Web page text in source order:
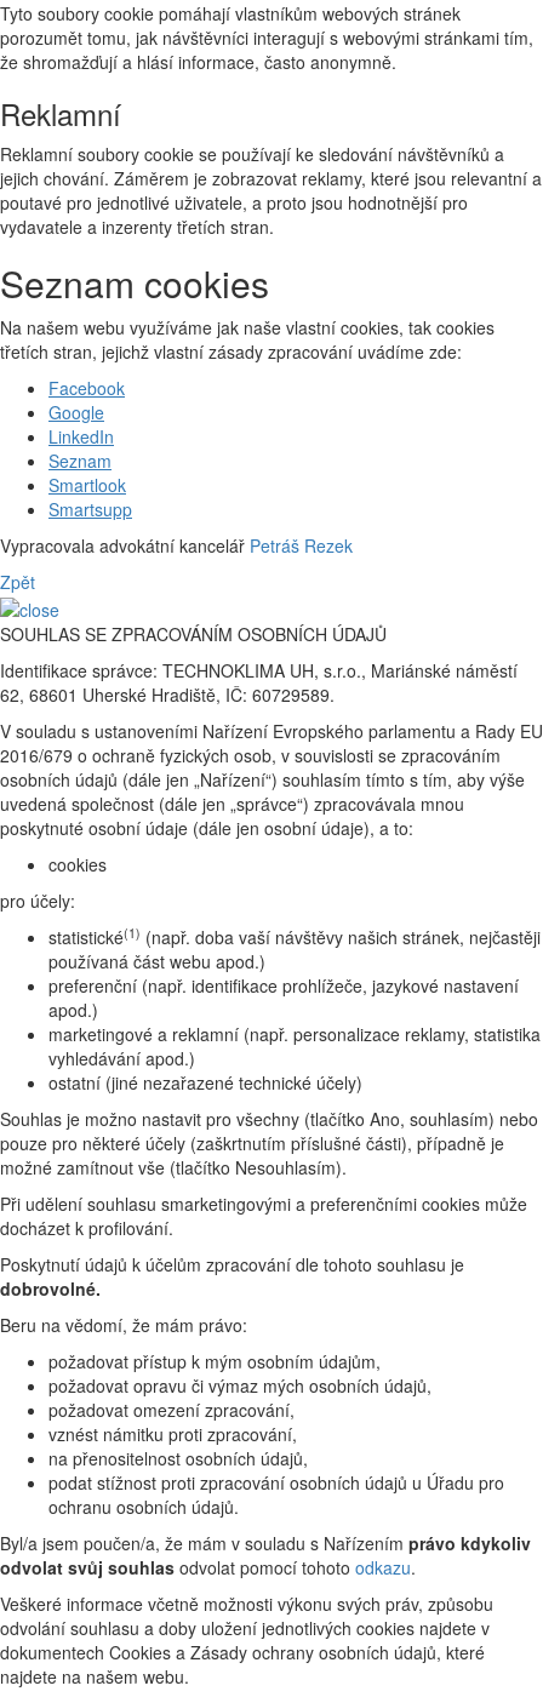
Tyto soubory cookie pomáhají vlastníkům webových stránek
porozumět tomu, jak návštěvníci interagují s webovými stránkami tím,
že shromažďují a hlásí informace, často anonymně.
Reklamní
Reklamní soubory cookie se používají ke sledování návštěvníků a
jejich chování. Záměrem je zobrazovat reklamy, které jsou relevantní a
poutavé pro jednotlivé uživatele, a proto jsou hodnotnější pro
vydavatele a inzerenty třetích stran.
Seznam cookies
Na našem webu využíváme jak naše vlastní cookies, tak cookies
třetích stran, jejichž vlastní zásady zpracování uvádíme zde:
Facebook
Google
LinkedIn
Seznam
Smartlook
Smartsupp
Vypracovala advokátní kancelář Petráš Rezek
Zpět
SOUHLAS SE ZPRACOVÁNÍM OSOBNÍCH ÚDAJŮ
Identifikace správce: TECHNOKLIMA UH, s.r.o., Mariánské náměstí
62, 68601 Uherské Hradiště, IČ: 60729589.
V souladu s ustanoveními Nařízení Evropského parlamentu a Rady EU
2016/679 o ochraně fyzických osob, v souvislosti se zpracováním
osobních údajů (dále jen „Nařízení“) souhlasím tímto s tím, aby výše
uvedená společnost (dále jen „správce“) zpracovávala mnou
poskytnuté osobní údaje (dále jen osobní údaje), a to:
cookies
pro účely:
statistické(1) (např. doba vaší návštěvy našich stránek, nejčastěji
používaná část webu apod.)
preferenční (např. identifikace prohlížeče, jazykové nastavení
apod.)
marketingové a reklamní (např. personalizace reklamy, statistika
vyhledávání apod.)
ostatní (jiné nezařazené technické účely)
Souhlas je možno nastavit pro všechny (tlačítko Ano, souhlasím) nebo
pouze pro některé účely (zaškrtnutím příslušné části), případně je
možné zamítnout vše (tlačítko Nesouhlasím).
Při udělení souhlasu smarketingovými a preferenčními cookies může
docházet k profilování.
Poskytnutí údajů k účelům zpracování dle tohoto souhlasu je
dobrovolné.
Beru na vědomí, že mám právo:
požadovat přístup k mým osobním údajům,
požadovat opravu či výmaz mých osobních údajů,
požadovat omezení zpracování,
vznést námitku proti zpracování,
na přenositelnost osobních údajů,
podat stížnost proti zpracování osobních údajů u Úřadu pro
ochranu osobních údajů.
Byl/a jsem poučen/a, že mám v souladu s Nařízením právo kdykoliv
odvolat svůj souhlas odvolat pomocí tohoto odkazu.
Veškeré informace včetně možnosti výkonu svých práv, způsobu
odvolání souhlasu a doby uložení jednotlivých cookies najdete v
dokumentech Cookies a Zásady ochrany osobních údajů, které
najdete na našem webu.